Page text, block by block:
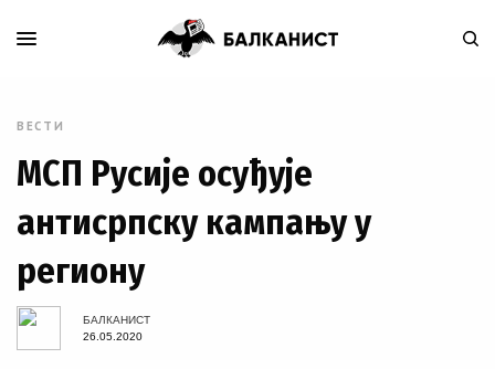
ВЕСТИ
МСП Русије осуђује
антисрпску кампању у
региону
БАЛКАНИСТ
26.05.2020